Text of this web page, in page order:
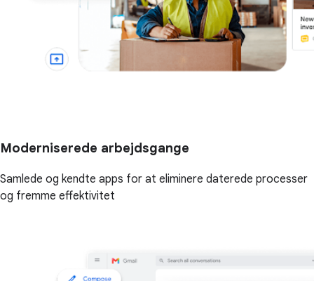
Moderniserede arbejdsgange
Samlede og kendte apps for at eliminere daterede processer
og fremme effektivitet